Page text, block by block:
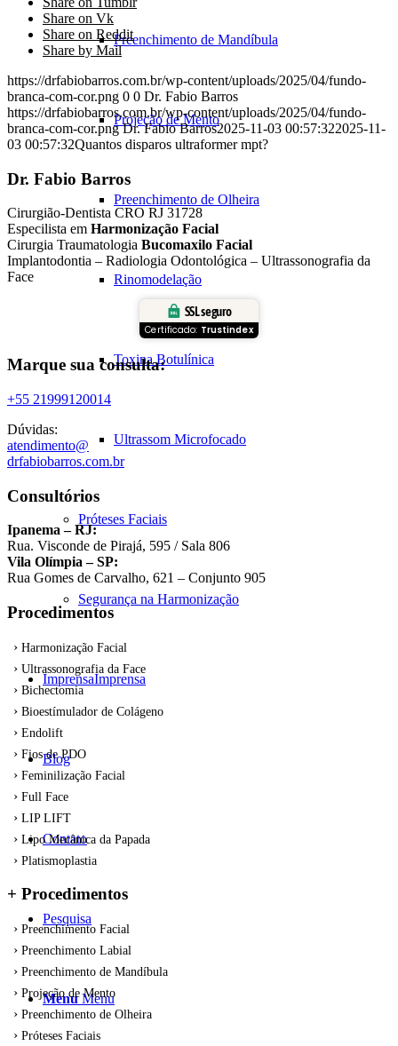
Preenchimento de Mandíbula
Projeção de Mento
Preenchimento de Olheira
Rinomodelação
Toxina Botulínica
Ultrassom Microfocado
Próteses Faciais
Segurança na Harmonização
ImprensaImprensa
Blog
Contato
Pesquisa
Menu Menu
Share on Vk
Share on Reddit
Share by Mail
https://drfabiobarros.com.br/wp-content/uploads/2025/04/fundo-
branca-com-cor.png 0 0 Dr. Fabio Barros
https://drfabiobarros.com.br/wp-content/uploads/2025/04/fundo-
branca-com-cor.png Dr. Fabio Barros2025-11-03 00:57:322025-11-
03 00:57:32Quantos disparos ultraformer mpt?
Dr. Fabio Barros
Cirurgião-Dentista CRO RJ 31728
Especilista em Harmonização Facial
Cirurgia Traumatologia Bucomaxilo Facial
Implantodontia – Radiologia Odontológica – Ultrassonografia da
Face
SSL seguro
Certificado: Trustindex
Marque sua consulta:
+55 21999120014
Dúvidas:
atendimento@
drfabiobarros.com.br
Consultórios
Ipanema – RJ:
Rua. Visconde de Pirajá, 595 / Sala 806
Vila Olímpia – SP:
Rua Gomes de Carvalho, 621 – Conjunto 905
Procedimentos
Harmonização Facial
Ultrassonografia da Face
Bichectomia
Bioestímulador de Colágeno
Endolift
Fios de PDO
Feminilização Facial
Full Face
LIP LIFT
Lipo Mecânica da Papada
Platismoplastia
+ Procedimentos
Preenchimento Facial
Preenchimento Labial
Preenchimento de Mandíbula
Projeção de Mento
Preenchimento de Olheira
Próteses Faciais